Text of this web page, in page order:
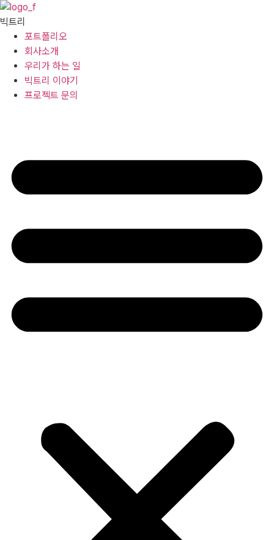
콘텐츠로
건너뛰기
빅트리
포트폴리오
회사소개
우리가 하는 일
빅트리 이야기
프로젝트 문의